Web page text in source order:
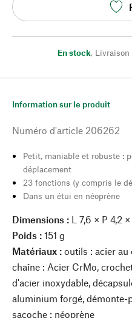
En stock, Livraison
Information sur le produit
Numéro d'article 206262
Petit, maniable et robuste :
déplacement
23 fonctions (y compris le
Dans un étui en néoprène
Dimensions : L 7,6 × P 4,2
Poids : 151 g
Matériaux : outils : acier au
chaîne : Acier CrMo,
d'acier inoxydable,
aluminium forgé, démonte-
sacoche : néoprène